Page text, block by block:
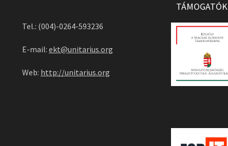
Tel.: (004)-0264-593236
E-mail: ekt@unitarius.org
Web: http://unitarius.org
TÁMOGATÓK